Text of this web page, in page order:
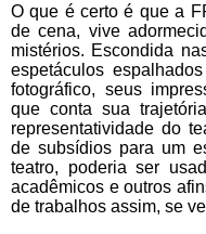
O que é certo é que a
de cena, vive
mistérios. Escondida
espetáculos
fotográfico, seus
que conta sua
representatividade do
de subsídios para um
teatro, poderia ser
acadêmicos e outros
de trabalhos assim, se